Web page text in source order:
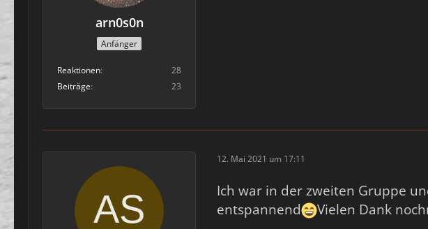
arn0s0n
Anfänger
Reaktionen
28
Beiträge
23
12. Mai 2021 um 17:11
Ich war in der zweiten Gruppe
entspannend
Vielen Dank